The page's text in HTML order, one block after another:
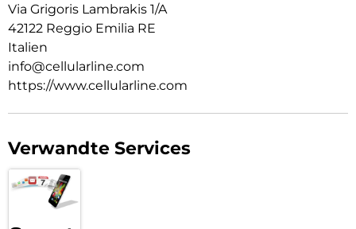
Via Grigoris Lambrakis 1/A
42122 Reggio Emilia RE
Italien
info@cellularline.com
https://www.cellularline.com
Verwandte Services